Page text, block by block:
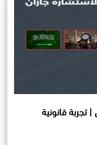
تجربة قانونية